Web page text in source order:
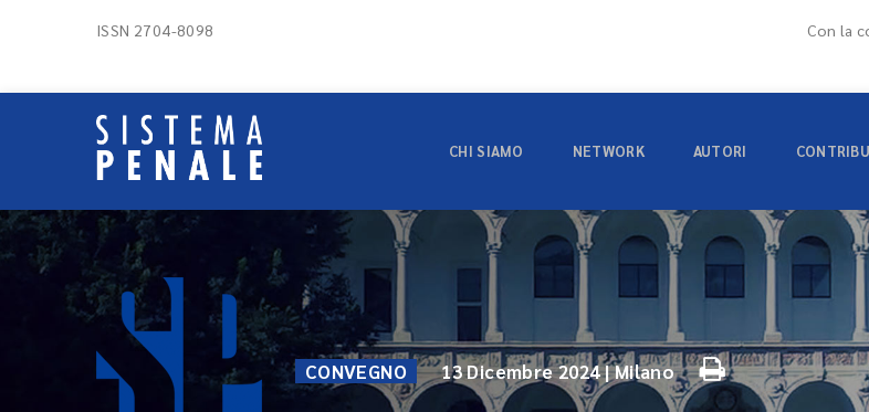
ISSN 2704-8098 Con la
CHI SIAMO NETWORK AUTORI
CONVEGNO 13 Dicembre 2024 | Milano